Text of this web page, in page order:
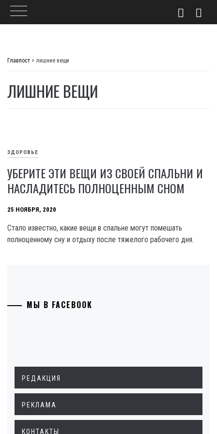
Главпост > лишние вещи
ЛИШНИЕ ВЕЩИ
ЗДОРОВЬЕ
УБЕРИТЕ ЭТИ ВЕЩИ ИЗ СВОЕЙ СПАЛЬНИ И
НАСЛАДИТЕСЬ ПОЛНОЦЕННЫМ СНОМ
25 НОЯБРЯ, 2020
Стало известно, какие вещи в спальне могут помешать
полноценному сну и отдыху после тяжелого рабочего дня.
МЫ В FACEBOOK
РЕДАКЦИЯ
РЕКЛАМА
КОНТАКТЫ